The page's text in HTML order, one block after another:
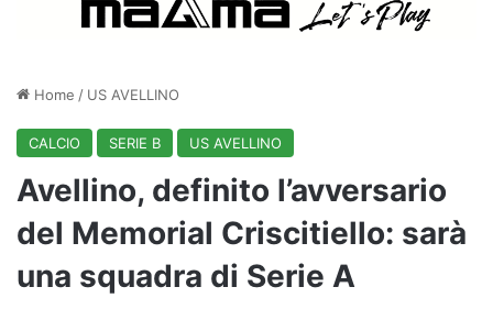
Home / US AVELLINO
CALCIO SERIE B US AVELLINO
Avellino, definito l’avversario
del Memorial Criscitiello: sarà
una squadra di Serie A